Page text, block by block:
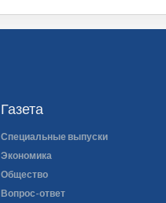
Газета
Специальные выпуски
Экономика
Общество
Вопрос-ответ